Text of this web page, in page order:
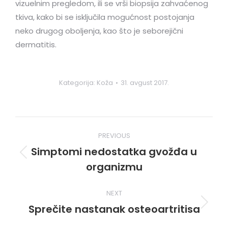
vizuelnim pregledom, ili se vrši biopsija zahvaćenog
tkiva, kako bi se isključila mogućnost postojanja
neko drugog oboljenja, kao što je seborejični
dermatitis.
Kategorija: Koža 31. avgust 2017.
navigation
PREVIOUS
Previous
post:
Simptomi nedostatka gvožđa u
organizmu
NEXT
Next
Sprečite nastanak osteoartritisa